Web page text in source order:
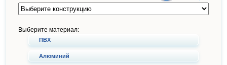
Выберите материал:
ПВХ
Алюминий